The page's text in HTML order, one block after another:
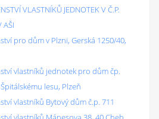
VLASTNÍKŮ JEDNOTEK V Č.P.
AŠI
pro dům v Plzni, Gerská 1250/40,
vlastníků jednotek pro dům čp.
lesu, Plzeň
vlastníků Bytový dům č.p. 711